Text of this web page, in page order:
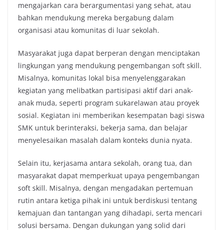
mengajarkan cara berargumentasi yang sehat, atau
bahkan mendukung mereka bergabung dalam
organisasi atau komunitas di luar sekolah.
Masyarakat juga dapat berperan dengan menciptakan
lingkungan yang mendukung pengembangan soft skill.
Misalnya, komunitas lokal bisa menyelenggarakan
kegiatan yang melibatkan partisipasi aktif dari anak-
anak muda, seperti program sukarelawan atau proyek
sosial. Kegiatan ini memberikan kesempatan bagi siswa
SMK untuk berinteraksi, bekerja sama, dan belajar
menyelesaikan masalah dalam konteks dunia nyata.
Selain itu, kerjasama antara sekolah, orang tua, dan
masyarakat dapat memperkuat upaya pengembangan
soft skill. Misalnya, dengan mengadakan pertemuan
rutin antara ketiga pihak ini untuk berdiskusi tentang
kemajuan dan tantangan yang dihadapi, serta mencari
solusi bersama. Dengan dukungan yang solid dari